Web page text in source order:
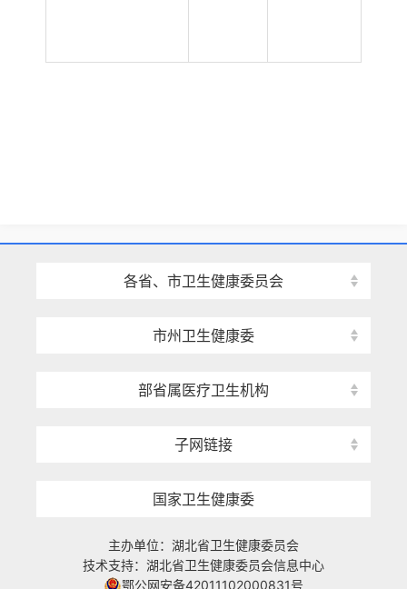
各省、市卫生健康委员会
市州卫生健康委
部省属医疗卫生机构
子网链接
国家卫生健康委
主办单位：湖北省卫生健康委员会
技术支持：湖北省卫生健康委员会信息中心
鄂公网安备42011102000831号